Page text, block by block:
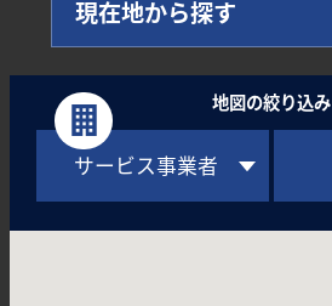
現在地から探す
地図の絞り込み
サービス事業者